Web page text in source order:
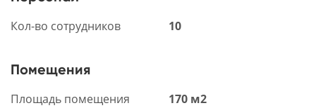
Кол-во сотрудников 10
Помещения
Площадь помещения
170 м2